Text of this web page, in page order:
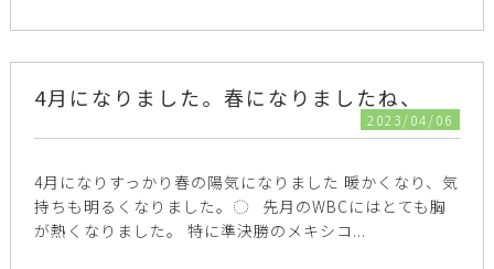
4月になりました。春になりましたね、
2023/04/06
4月になりすっかり春の陽気になりました 暖かくなり、気
持ちも明るくなりました。◌ 先月のWBCにはとても胸
が熱くなりました。 特に準決勝のメキシコ...